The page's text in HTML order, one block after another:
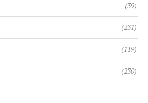
(39)
(231)
(119)
(230)